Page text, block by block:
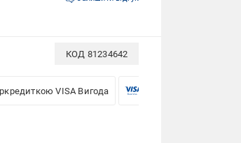
КОД 81234642
VISA Вигода